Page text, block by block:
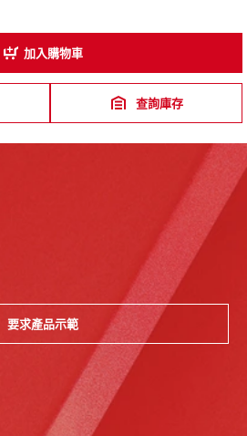
加入購物車
查詢庫存
要求產品示範